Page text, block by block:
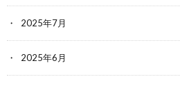
2025年7月
2025年6月